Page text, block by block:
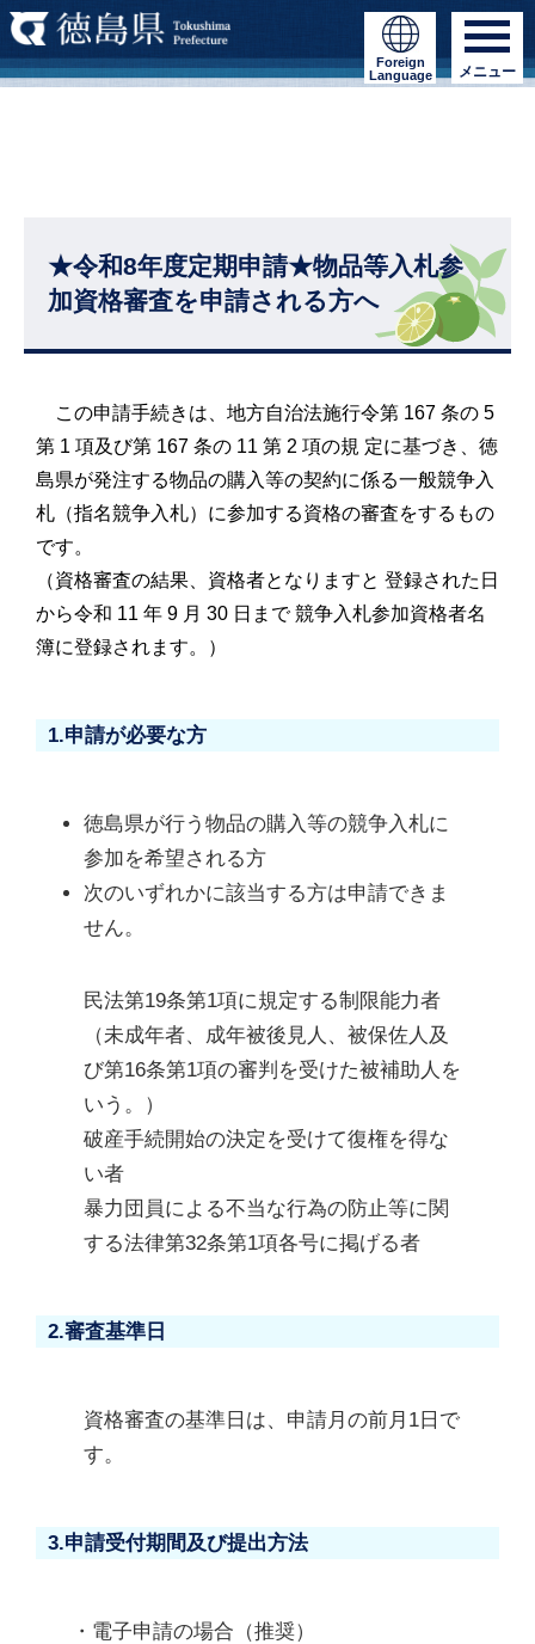
Foreign
Language
メニュー
★令和8年度定期申請★物品等入札参
加資格審査を申請される方へ
この申請手続きは、地方自治法施行令第 167 条の 5
第 1 項及び第 167 条の 11 第 2 項の規 定に基づき、徳
島県が発注する物品の購入等の契約に係る一般競争入
札（指名競争入札）に参加する資格の審査をするもの
です。
（資格審査の結果、資格者となりますと 登録された日
から令和 11 年 9 月 30 日まで 競争入札参加資格者名
簿に登録されます。）
1.申請が必要な方
徳島県が行う物品の購入等の競争入札に
次のいずれかに該当する方は申請できま
せん。
民法第19条第1項に規定する制限能力者
（未成年者、成年被後見人、被保佐人及
び第16条第1項の審判を受けた被補助人を
いう。）
破産手続開始の決定を受けて復権を得な
い者
暴力団員による不当な行為の防止等に関
する法律第32条第1項各号に掲げる者
2.審査基準日
資格審査の基準日は、申請月の前月1日で
す。
3.申請受付期間及び提出方法
・電子申請の場合（推奨）